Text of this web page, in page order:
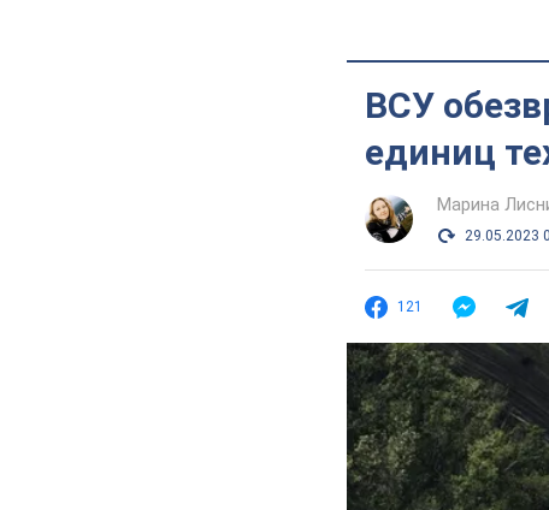
ВСУ
единиц
Марина
29.05.2023
121